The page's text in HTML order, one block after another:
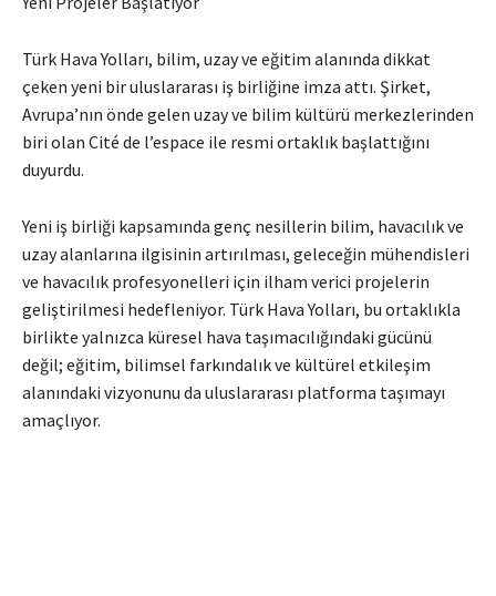
Türk Hava Yolları, bilim, uzay ve eğitim alanında dikkat
çeken yeni bir uluslararası iş birliğine imza attı. Şirket,
Avrupa’nın önde gelen uzay ve bilim kültürü merkezlerinden
biri olan Cité de l’espace ile resmi ortaklık başlattığını
duyurdu.
Yeni iş birliği kapsamında genç nesillerin bilim, havacılık ve
uzay alanlarına ilgisinin artırılması, geleceğin mühendisleri
ve havacılık profesyonelleri için ilham verici projelerin
geliştirilmesi hedefleniyor. Türk Hava Yolları, bu ortaklıkla
birlikte yalnızca küresel hava taşımacılığındaki gücünü
değil; eğitim, bilimsel farkındalık ve kültürel etkileşim
alanındaki vizyonunu da uluslararası platforma taşımayı
amaçlıyor.